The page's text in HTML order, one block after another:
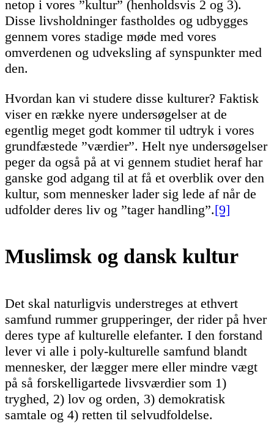
netop i vores ”kultur” (henholdsvis 2 og 3).
Disse livsholdninger fastholdes og udbygges
gennem vores stadige møde med vores
omverdenen og udveksling af synspunkter med
den.
Hvordan kan vi studere disse kulturer? Faktisk
viser en række nyere undersøgelser at de
egentlig meget godt kommer til udtryk i vores
grundfæstede ”værdier”. Helt nye undersøgelser
peger da også på at vi gennem studiet heraf har
ganske god adgang til at få et overblik over den
kultur, som mennesker lader sig lede af når de
udfolder deres liv og ”tager handling”.[9]
Muslimsk og dansk kultur
Det skal naturligvis understreges at ethvert
samfund rummer grupperinger, der rider på hver
deres type af kulturelle elefanter. I den forstand
lever vi alle i poly-kulturelle samfund blandt
mennesker, der lægger mere eller mindre vægt
på så forskelligartede livsværdier som 1)
tryghed, 2) lov og orden, 3) demokratisk
samtale og 4) retten til selvudfoldelse.